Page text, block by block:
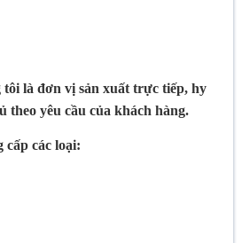
là đơn vị sản xuất trực tiếp, hy
theo yêu cầu của khách hàng.
cấp các loại: